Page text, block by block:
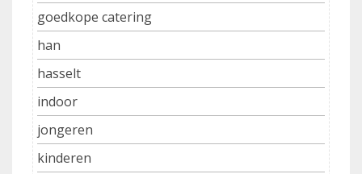
goedkope catering
han
hasselt
indoor
jongeren
kinderen